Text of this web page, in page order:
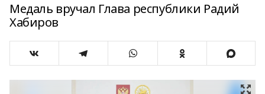
Медаль вручал Глава республики Радий
Хабиров